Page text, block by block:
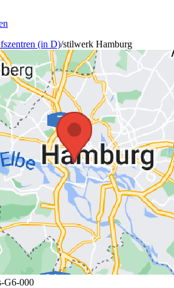
(in D)/stilwerk Hamburg
G6-000